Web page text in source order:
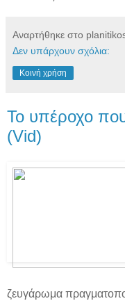
Αναρτήθηκε στο
Δεν υπάρχουν σχόλια:
Κοινή χρήση
Το υπέροχο
(Vid)
ζευγάρωμα